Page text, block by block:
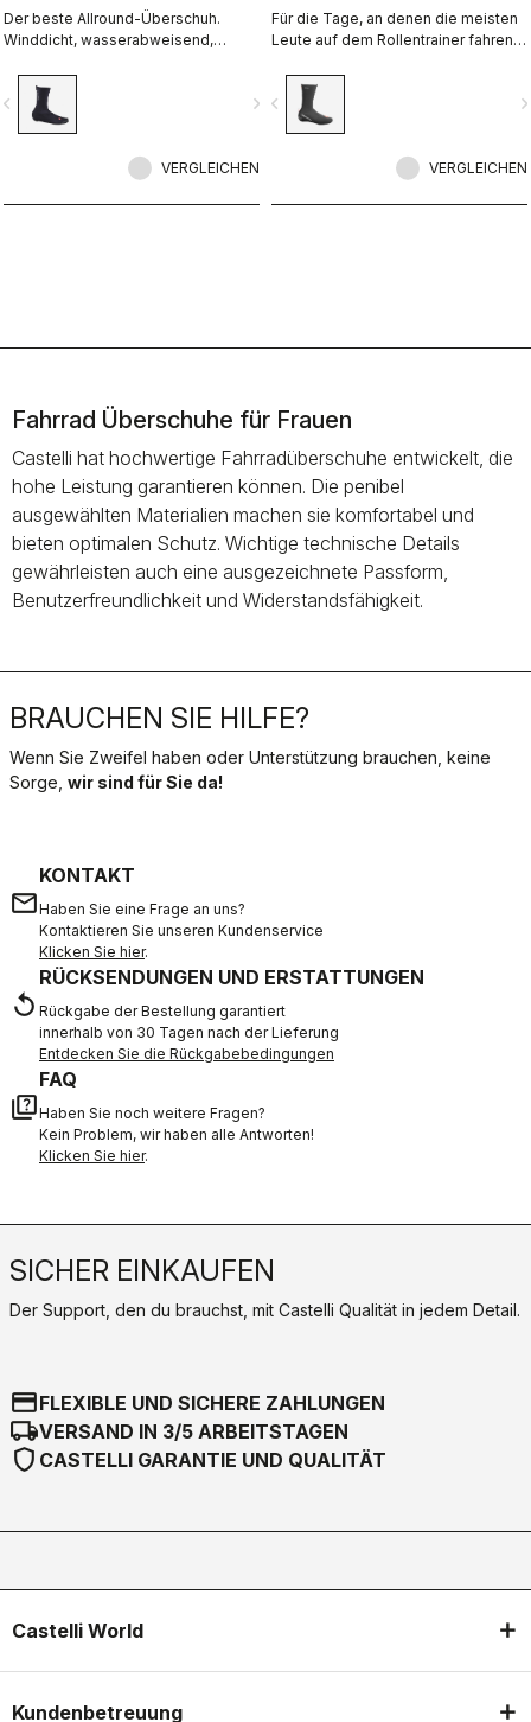
Der beste Allround-Überschuh.
Winddicht, wasserabweisend,
An- und Ausziehen. Rennrad und
Gravel.
navigate_next
VERGLEICHEN
Für die Tage, an denen die meisten
Leute auf dem Rollentrainer fahren.
gefütterte GORE-TEX
INFINIUM™WINDSTOPPER®-
Außenschicht mit einem
Stretch®-Innenfutter, um unseren
erzeugen.
navigate_before
VERGLEICHEN
Fahrrad Überschuhe für Frauen
Castelli hat hochwertige Fahrradüberschuhe entwickelt, die
hohe Leistung garantieren können. Die penibel
ausgewählten Materialien machen sie komfortabel und
bieten optimalen Schutz. Wichtige technische Details
gewährleisten auch eine ausgezeichnete Passform,
Benutzerfreundlichkeit und Widerstandsfähigkeit.
BRAUCHEN SIE HILFE?
Wenn Sie Zweifel haben oder Unterstützung brauchen, keine
Sorge, wir sind für Sie da!
email
KONTAKT
Haben Sie eine Frage an uns?
Kontaktieren Sie unseren Kundenservice
Klicken Sie hier.
replay
RÜCKSENDUNGEN UND ERSTATTUNGEN
Rückgabe der Bestellung garantiert
innerhalb von 30 Tagen nach der Lieferung
Entdecken Sie die Rückgabebedingungen
quiz
FAQ
Haben Sie noch weitere Fragen?
Kein Problem, wir haben alle Antworten!
Klicken Sie hier.
SICHER EINKAUFEN
Der Support, den du brauchst, mit Castelli Qualität in jedem Detail.
credit_cardFLEXIBLE UND SICHERE ZAHLUNGEN
local_shippingVERSAND IN 3/5 ARBEITSTAGEN
shield CASTELLI GARANTIE UND QUALITÄT
Castelli World
Kundenbetreuung